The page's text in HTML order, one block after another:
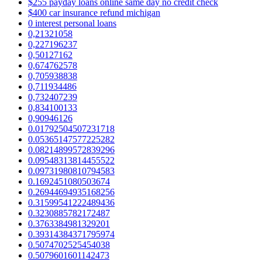
$255 payday loans online same day no credit check
$400 car insurance refund michigan
0 interest personal loans
0,21321058
0,227196237
0,50127162
0,674762578
0,705938838
0,711934486
0,732407239
0,834100133
0,90946126
0.01792504507231718
0.05365147577225282
0.08214899572839296
0.09548313814455522
0.09731980810794583
0.1692451080503674
0.26944694935168256
0.31599541222489436
0.3230885782172487
0.3763384981329201
0.39314384371795974
0.5074702525454038
0.5079601601142473